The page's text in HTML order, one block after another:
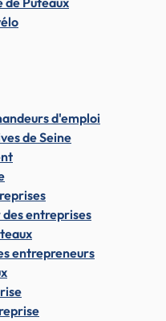
d'emploi
de Seine
entreprises
entrepreneurs